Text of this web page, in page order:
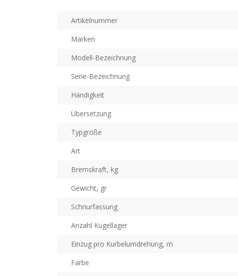
Artikelnummer
Marken
Modell-Bezeichnung
Serie-Bezeichnung
Händigkeit
Übersetzung
Typgröße
Art
Bremskraft, kg
Gewicht, gr
Schnurfassung
Anzahl Kugellager
Einzug pro Kurbelumdrehung, m
Farbe